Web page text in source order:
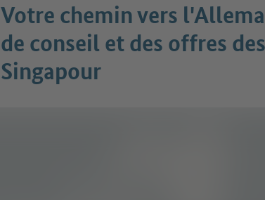
Votre chemin vers
de conseil et des offres
Singapour